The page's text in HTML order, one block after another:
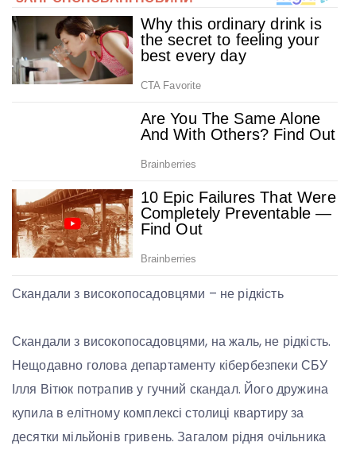
Скандали з високопосадовцями – не рідкість
Скандали з високопосадовцями, на жаль, не рідкість.
Нещодавно голова департаменту кібербезпеки СБУ
Ілля Вітюк потрапив у гучний скандал. Його дружина
купила в елітному комплексі столиці квартиру за
десятки мільйонів гривень. Загалом рідня очільника